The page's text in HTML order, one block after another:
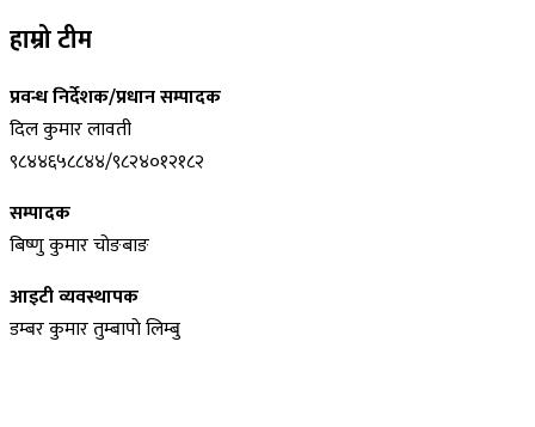
हाम्रो टीम
प्रवन्ध निर्देशक/प्रधान सम्पादक
दिल कुमार लावती
९८४४६५८८४४/९८२४०१२१८२
सम्पादक
बिष्णु कुमार चोङबाङ
आइटी व्यवस्थापक
डम्बर कुमार तुम्बापाे लिम्बु